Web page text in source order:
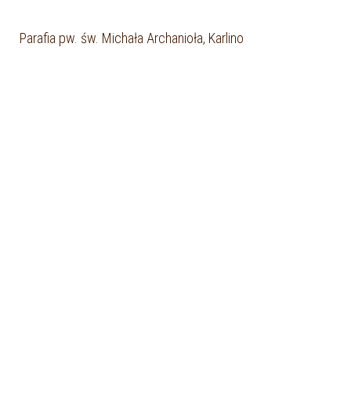
Parafia pw. św. Michała Archanioła, Karlino